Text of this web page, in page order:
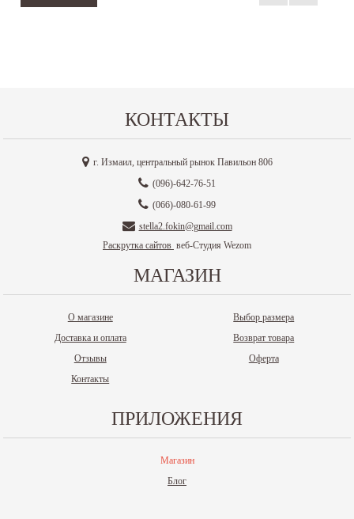
КОНТАКТЫ
г. Измаил, центральный рынок Павильон 806
(096)-642-76-51
(066)-080-61-99
stella2.fokin@gmail.com
Раскрутка сайтов веб-Студия Wezom
МАГАЗИН
О магазине
Выбор размера
Доставка и оплата
Возврат товара
Отзывы
Оферта
Контакты
ПРИЛОЖЕНИЯ
Магазин
Блог